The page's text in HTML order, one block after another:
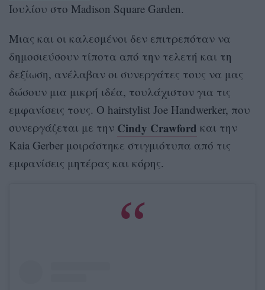
Ιουλίου στο Madison Square Garden.
Μιας και οι καλεσμένοι δεν επιτρεπόταν να
δημοσιεύσουν τίποτα από την τελετή και τη
δεξίωση, ανέλαβαν οι συνεργάτες τους να μας
δώσουν μια μικρή ιδέα, τουλάχιστον για τις
εμφανίσεις τους. Ο hairstylist Joe Handwerker, που
συνεργάζεται με την Cindy Crawford και την
Kaia Gerber μοιράστηκε στιγμιότυπα από τις
εμφανίσεις μητέρας και κόρης.